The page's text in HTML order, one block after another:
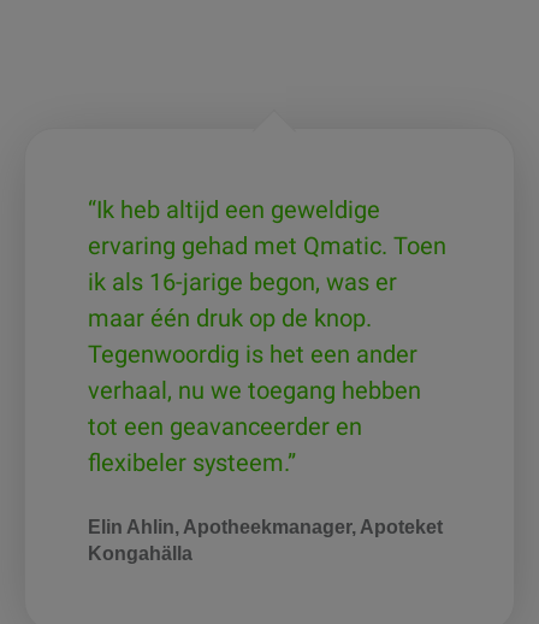
“Ik heb altijd een geweldige
ervaring gehad met Qmatic. Toen
ik als 16-jarige begon, was er
maar één druk op de knop.
Tegenwoordig is het een ander
verhaal, nu we toegang hebben
tot een geavanceerder en
flexibeler systeem.”
Elin Ahlin, Apotheekmanager, Apoteket
Kongahälla